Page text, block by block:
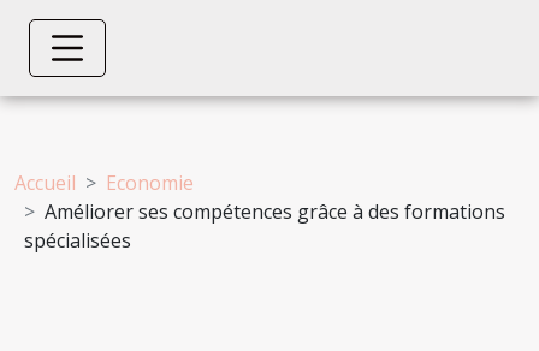
Accueil
Economie
Améliorer ses compétences grâce à des formations
spécialisées